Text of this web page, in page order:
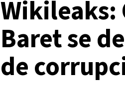
Wikileaks:
Baret se
de